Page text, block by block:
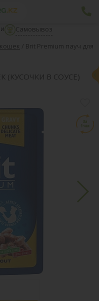
Самовывоз
/ Brit Premium пауч для
(КУСОЧКИ В СОУСЕ)